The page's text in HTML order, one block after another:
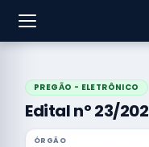
PREGÃO - ELETRÔNICO
Edital nº 23/
ÓRGÃO